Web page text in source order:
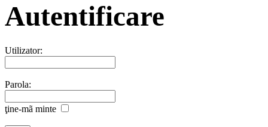
Autentificare
Utilizator:
Parola:
ţine-mã minte